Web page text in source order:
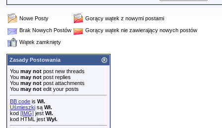
Nowe Posty
Gorący wątek z nowymi postami
Brak Nowych Postów
Gorący wątek nie zawierający nowych postów
Wątek zamknięty
Zasady Postowania
You may not post new threads
You may not post replies
You may not post attachments
You may not edit your posts
BB code is Wł.
Uśmieszki są Wł.
kod [IMG] jest Wł.
kod HTML jest Wył.